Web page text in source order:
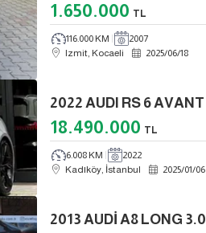
1.650.000 TL
116.000 KM
2007
Izmit, Kocaeli
2025/06/18
18.490.000 TL
6.008 KM
2022
Kadıköy, İstanbul
2025/01/06